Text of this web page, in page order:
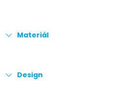
Materiál
Design